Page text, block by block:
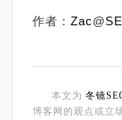
作者： Zac@
本文为 冬镜
博客网的观点或立